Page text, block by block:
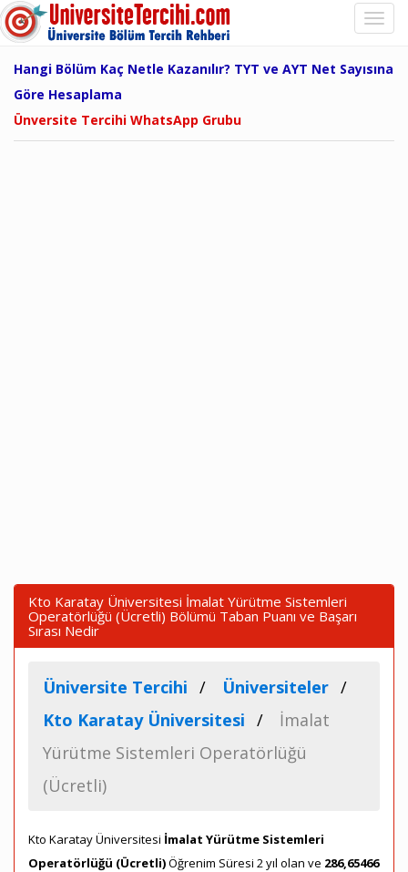
Hangi Bölüm Kaç Netle Kazanılır? TYT ve AYT Net Sayısına
Göre Hesaplama
Ünversite Tercihi WhatsApp Grubu
Kto Karatay Üniversitesi İmalat Yürütme Sistemleri
Operatörlüğü (Ücretli) Bölümü Taban Puanı ve Başarı
Sırası Nedir
Üniversite Tercihi
Üniversiteler
Kto Karatay Üniversitesi
İmalat
Yürütme Sistemleri Operatörlüğü
(Ücretli)
Kto Karatay Üniversitesi İmalat Yürütme Sistemleri
Operatörlüğü (Ücretli)Öğrenim Süresi 2 yıl olan ve 286,65466